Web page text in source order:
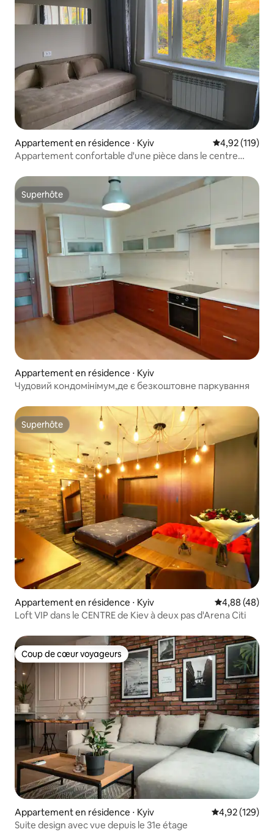
Appartement en résidence ⋅ Kyiv Évaluation
4,92 (119)
Appartement confortable d'une pièce dans le centre
Superhôte
Superhôte
Appartement en résidence ⋅ Kyiv
Чудовий кондомінімум,де є безкоштовне паркування
Superhôte
Superhôte
Appartement en résidence ⋅ Kyiv Évaluation
4,88 (48)
Loft VIP dans le CENTRE de Kiev à deux pas d'Arena Citi
Coup de cœur voyageurs
Coup de cœur voyageurs
Appartement en résidence ⋅ Kyiv Évaluation
4,92 (129)
Suite design avec vue depuis le 31e étage